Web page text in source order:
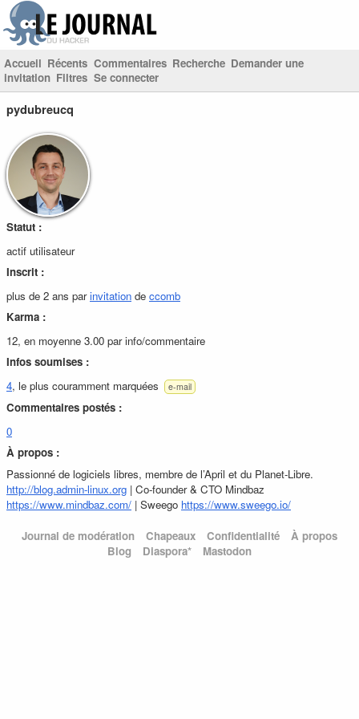
Accueil Récents Commentaires Recherche Demander une
invitation Filtres Se connecter
pydubreucq
Statut :
actif utilisateur
Inscrit :
plus de 2 ans parinvitation de ccomb
Karma :
12, en moyenne 3.00 par info/commentaire
Infos soumises :
4, le plus couramment marquées e-mail
Commentaires postés :
0
À propos :
Passionné de logiciels libres, membre de l’April et du Planet-Libre.
http://blog.admin-linux.org | Co-founder & CTO Mindbaz
https://www.mindbaz.com/ | Sweego https://www.sweego.io/
Journal de modération Chapeaux Confidentialité
À propos
Blog
Diaspora* Mastodon